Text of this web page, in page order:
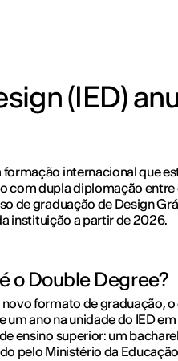
(IED)
formação internacional que
com dupla diplomação entre
de graduação de Design
instituição a partir de 2026.
o Double Degree?
formato de graduação,
um ano na unidade do IED
ensino superior: um
pelo Ministério da